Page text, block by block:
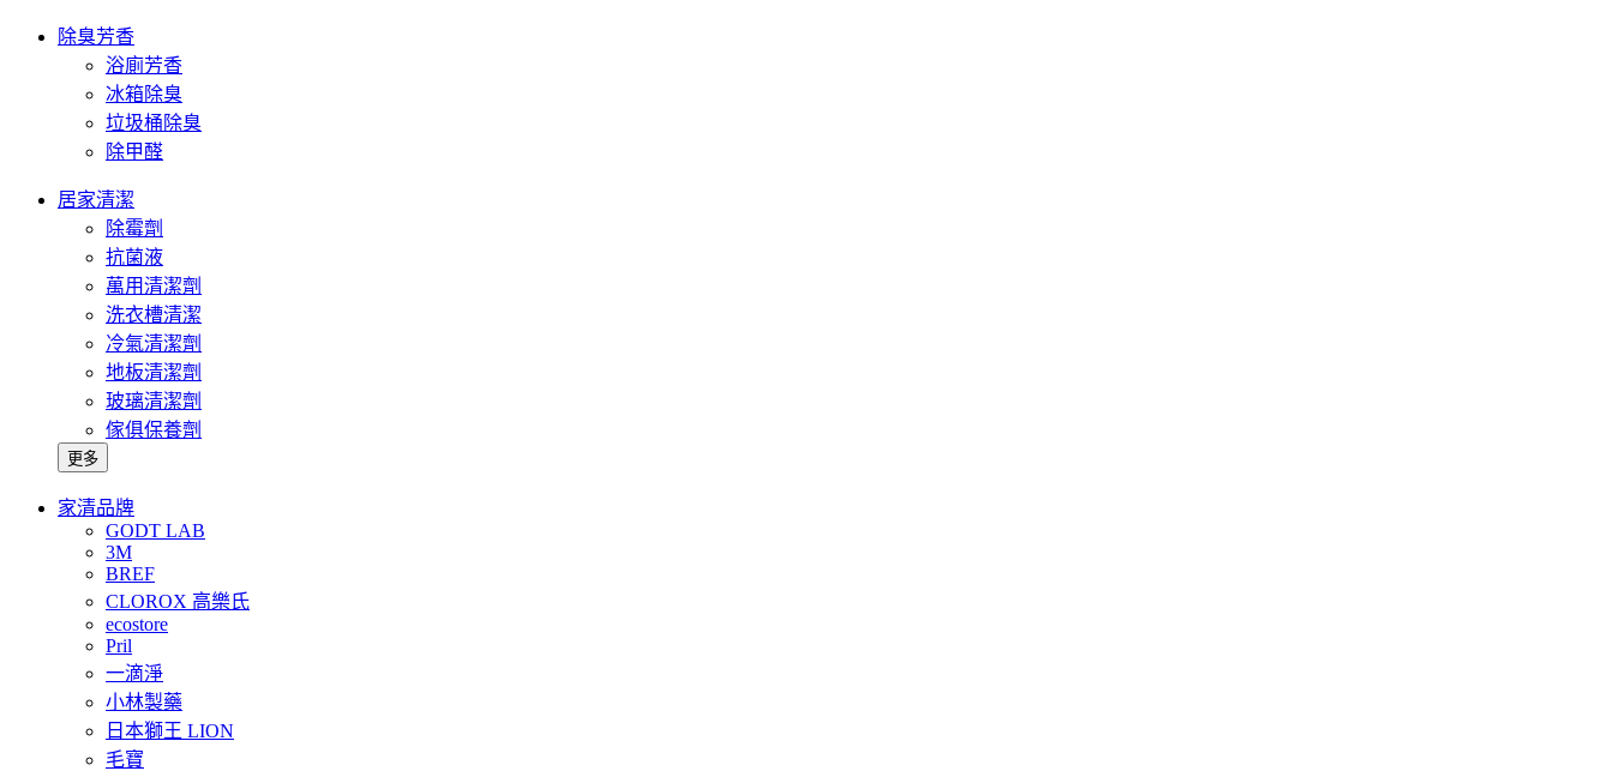
除臭芳香
浴廁芳香
冰箱除臭
垃圾桶除臭
除甲醛
居家清潔
除霉劑
抗菌液
萬用清潔劑
洗衣槽清潔
冷氣清潔劑
地板清潔劑
玻璃清潔劑
傢俱保養劑
更多
家清品牌
GODT LAB
3M
BREF
CLOROX 高樂氏
ecostore
Pril
一滴淨
小林製藥
日本獅王 LION
毛寶